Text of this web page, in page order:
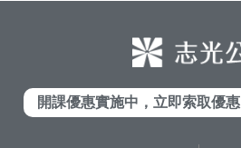
開課優惠實施中，立即索取優惠